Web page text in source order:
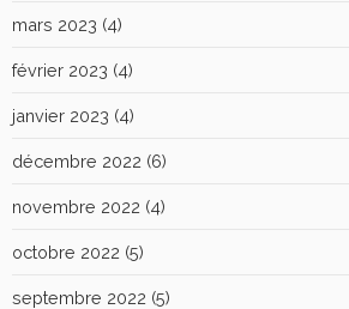
mars 2023 (4)
février 2023 (4)
janvier 2023 (4)
décembre 2022 (6)
novembre 2022 (4)
octobre 2022 (5)
septembre 2022 (5)